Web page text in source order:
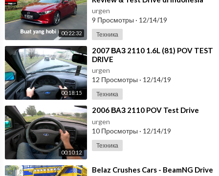
00:22:32
urgen
9 Просмотры · 12/14/19
Техника
00:18:15
⁣2007 ВАЗ 2110 1.6L (81) POV TEST
DRIVE
urgen
12 Просмотры · 12/14/19
Техника
00:10:12
⁣2006 ВАЗ 2110 POV Test Drive
urgen
10 Просмотры · 12/14/19
Техника
⁣Belaz Crushes Cars - BeamNG Drive